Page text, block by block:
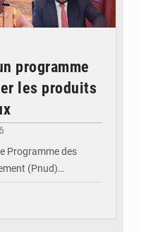
programme
les produits
Programme des
(Pnud)…